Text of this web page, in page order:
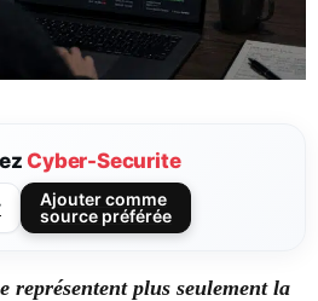
Cyber-Securite
Ajouter comme
source préférée
représentent plus seulement la